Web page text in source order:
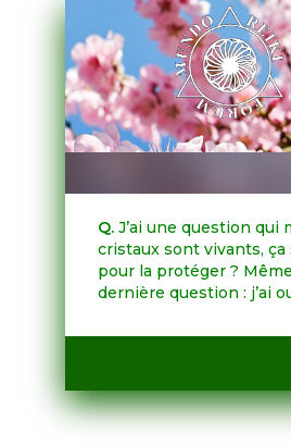
Q.J’ai une question
cristaux sont vivants,
pour la protéger ?
dernière question : j’ai